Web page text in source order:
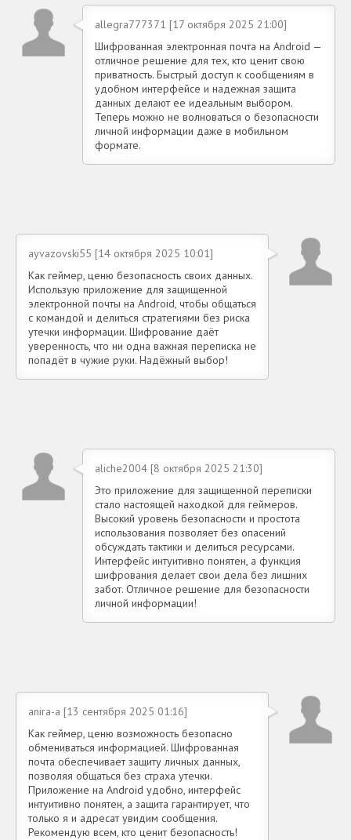
allegra777371 [17 октября 2025 21:00]
Шифрованная электронная почта на Android —
отличное решение для тех, кто ценит свою
приватность. Быстрый доступ к сообщениям в
удобном интерфейсе и надежная защита
данных делают ее идеальным выбором.
Теперь можно не волноваться о безопасности
личной информации даже в мобильном
формате.
ayvazovski55 [14 октября 2025 10:01]
Как геймер, ценю безопасность своих данных.
Использую приложение для защищенной
электронной почты на Android, чтобы общаться
с командой и делиться стратегиями без риска
утечки информации. Шифрование даёт
уверенность, что ни одна важная переписка не
попадёт в чужие руки. Надёжный выбор!
aliche2004 [8 октября 2025 21:30]
Это приложение для защищенной переписки
стало настоящей находкой для геймеров.
Высокий уровень безопасности и простота
использования позволяет без опасений
обсуждать тактики и делиться ресурсами.
Интерфейс интуитивно понятен, а функция
шифрования делает свои дела без лишних
забот. Отличное решение для безопасности
личной информации!
anira-a [13 сентября 2025 01:16]
Как геймер, ценю возможность безопасно
обмениваться информацией. Шифрованная
почта обеспечивает защиту личных данных,
позволяя общаться без страха утечки.
Приложение на Android удобно, интерфейс
интуитивно понятен, а защита гарантирует, что
только я и адресат увидим сообщения.
Рекомендую всем, кто ценит безопасность!